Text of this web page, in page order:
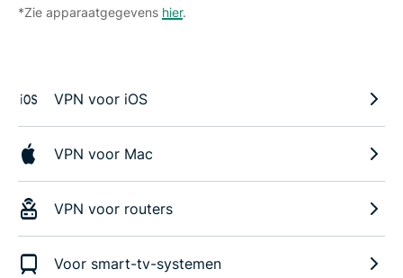
*Zie apparaatgegevens hier.
VPN voor iOS
VPN voor Mac
VPN voor routers
Voor smart-tv-systemen